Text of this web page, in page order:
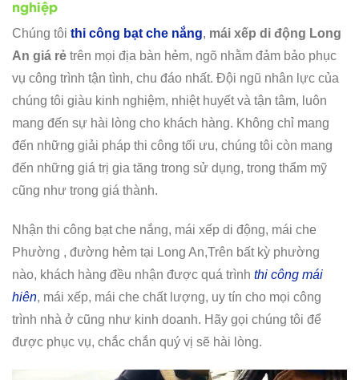
nghiệp
Chúng tôi thi công bạt che nắng, mái xếp di động Long
An giá rẻ trên mọi địa bàn hẻm, ngõ nhằm đảm bảo phục
vụ công trình tận tình, chu đáo nhất. Đội ngũ nhân lực của
chúng tôi giàu kinh nghiệm, nhiệt huyết và tận tâm, luôn
mang đến sự hài lòng cho khách hàng. Không chỉ mang
đến những giải pháp thi công tối ưu, chúng tôi còn mang
đến những giá trị gia tăng trong sử dụng, trong thẩm mỹ
cũng như trong giá thành.
Nhận thi công bạt che nắng, mái xếp di động, mái che
Phường , đường hẻm tại Long An,Trên bất kỳ phường
nào, khách hàng đều nhận được quá trình thi công mái
hiên, mái xếp, mái che chất lượng, uy tín cho mọi công
trình nhà ở cũng như kinh doanh. Hãy gọi chúng tôi để
được phục vụ, chắc chắn quý vị sẽ hài lòng.